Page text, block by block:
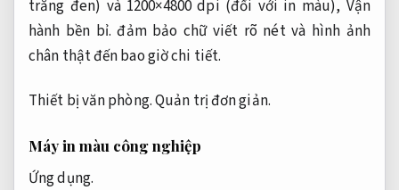
trắng đen) và 1200×4800 dpi (đối với in màu), Vận
hành bền bỉ. đảm bảo chữ viết rõ nét và hình ảnh
chân thật đến bao giờ chi tiết.
Thiết bị văn phòng.Quản trị đơn giản.
Máy in màu công nghiệp
Ứng dụng.